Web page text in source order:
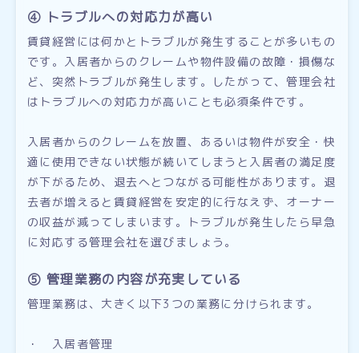
④ トラブルへの対応力が高い
賃貸経営には何かとトラブルが発生することが多いもの
です。入居者からのクレームや物件設備の故障・損傷な
ど、突然トラブルが発生します。したがって、管理会社
はトラブルへの対応力が高いことも必須条件です。
入居者からのクレームを放置、あるいは物件が安全・快
適に使用できない状態が続いてしまうと入居者の満足度
が下がるため、退去へとつながる可能性があります。退
去者が増えると賃貸経営を安定的に行なえず、オーナー
の収益が減ってしまいます。トラブルが発生したら早急
に対応する管理会社を選びましょう。
⑤ 管理業務の内容が充実している
管理業務は、大きく以下3つの業務に分けられます。
・ 入居者管理